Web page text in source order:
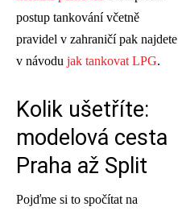
postup tankování včetně
pravidel v zahraničí pak najdete
v návodu jak tankovat LPG.
Kolik ušetříte:
modelová cesta
Praha až Split
Pojďme si to spočítat na